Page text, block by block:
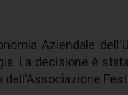
Aziendale
La decisione è
dell'Associazione